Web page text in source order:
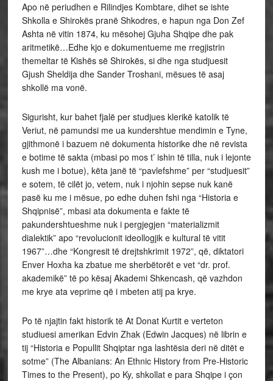
Apo në periudhen e Rilindjes Kombtare, dihet se ishte
Shkolla e Shirokës pranë Shkodres, e hapun nga Don Zef
Ashta në vitin 1874, ku mësohej Gjuha Shqipe dhe pak
aritmetikë…Edhe kjo e dokumentueme me rregjistrin
themeltar të Kishës së Shirokës, si dhe nga studjuesit
Gjush Sheldija dhe Sander Troshani, mësues të asaj
shkollë ma vonë.
Sigurisht, kur bahet fjalë per studjues klerikë katolik të
Veriut, në pamundsi me ua kundershtue mendimin e Tyne,
gjithmonë i bazuem në dokumenta historike dhe në revista
e botime të sakta (mbasi po mos t’ ishin të tilla, nuk i lejonte
kush me i botue), këta janë të “pavlefshme” per “studjuesit”
e sotem, të cilët jo, vetem, nuk i njohin sepse nuk kanë
pasë ku me i mësue, po edhe duhen fshi nga “Historia e
Shqipnisë”, mbasi ata dokumenta e fakte të
pakundershtueshme nuk i pergjegjen “materializmit
dialektik” apo “revolucionit ideollogjik e kultural të vitit
1967”…dhe “Kongresit të drejtshkrimit 1972”, që, diktatori
Enver Hoxha ka zbatue me sherbëtorët e vet “dr. prof.
akademikë” të po kësaj Akademi Shkencash, që vazhdon
me krye ata veprime që i mbeten atij pa krye.
Po të njajtin fakt historik të At Donat Kurtit e verteton
studiuesi amerikan Edvin Zhak (Edwin Jacques) në librin e
tij “Historia e Popullit Shqiptar nga lashtësia deri në ditët e
sotme” (The Albanians: An Ethnic History from Pre-Historic
Times to the Present), po Ky, shkollat e para Shqipe i çon